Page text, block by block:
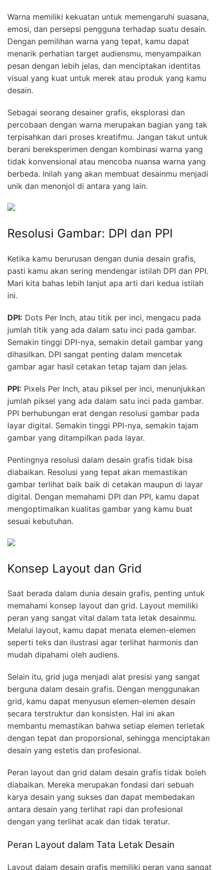
Warna memiliki kekuatan untuk memengaruhi suasana,
emosi, dan persepsi pengguna terhadap suatu desain.
Dengan pemilihan warna yang tepat, kamu dapat
menarik perhatian target audiensmu, menyampaikan
pesan dengan lebih jelas, dan menciptakan identitas
visual yang kuat untuk merek atau produk yang kamu
desain.
Sebagai seorang desainer grafis, eksplorasi dan
percobaan dengan warna merupakan bagian yang tak
terpisahkan dari proses kreatifmu. Jangan takut untuk
berani bereksperimen dengan kombinasi warna yang
tidak konvensional atau mencoba nuansa warna yang
berbeda. Inilah yang akan membuat desainmu menjadi
unik dan menonjol di antara yang lain.
Resolusi Gambar: DPI dan PPI
Ketika kamu berurusan dengan dunia desain grafis,
pasti kamu akan sering mendengar istilah DPI dan PPI.
Mari kita bahas lebih lanjut apa arti dari kedua istilah
ini.
DPI: Dots Per Inch, atau titik per inci, mengacu pada
jumlah titik yang ada dalam satu inci pada gambar.
Semakin tinggi DPI-nya, semakin detail gambar yang
dihasilkan. DPI sangat penting dalam mencetak
gambar agar hasil cetakan tetap tajam dan jelas.
PPI: Pixels Per Inch, atau piksel per inci, menunjukkan
jumlah piksel yang ada dalam satu inci pada gambar.
PPI berhubungan erat dengan resolusi gambar pada
layar digital. Semakin tinggi PPI-nya, semakin tajam
gambar yang ditampilkan pada layar.
Pentingnya resolusi dalam desain grafis tidak bisa
diabaikan. Resolusi yang tepat akan memastikan
gambar terlihat baik baik di cetakan maupun di layar
digital. Dengan memahami DPI dan PPI, kamu dapat
mengoptimalkan kualitas gambar yang kamu buat
sesuai kebutuhan.
Konsep Layout dan Grid
Saat berada dalam dunia desain grafis, penting untuk
memahami konsep layout dan grid. Layout memiliki
peran yang sangat vital dalam tata letak desainmu.
Melalui layout, kamu dapat menata elemen-elemen
seperti teks dan ilustrasi agar terlihat harmonis dan
mudah dipahami oleh audiens.
Selain itu, grid juga menjadi alat presisi yang sangat
berguna dalam desain grafis. Dengan menggunakan
grid, kamu dapat menyusun elemen-elemen desain
secara terstruktur dan konsisten. Hal ini akan
membantu memastikan bahwa setiap elemen terletak
dengan tepat dan proporsional, sehingga menciptakan
desain yang estetis dan profesional.
Peran layout dan grid dalam desain grafis tidak boleh
diabaikan. Mereka merupakan fondasi dari sebuah
karya desain yang sukses dan dapat membedakan
antara desain yang terlihat rapi dan profesional
dengan yang terlihat acak dan tidak teratur.
Peran Layout dalam Tata Letak Desain
Layout dalam desain grafis memiliki peran yang sangat